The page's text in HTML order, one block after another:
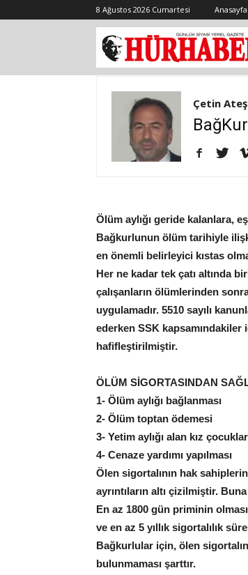
8 Ağustos 2026 Cumartesi Anasayfa
Çetin Ateş
Ölüm aylığı geride kalanlara,
Bağkurlunun ölüm tarihiyle
en önemli belirleyici kıstas
Her ne kadar tek çatı altında
çalışanların ölümlerinden
uygulamadır. 5510 sayılı
ederken SSK kapsamındakiler
hafifleştirilmiştir.
ÖLÜM SİGORTASINDAN
1- Ölüm aylığı bağlanması
2- Ölüm toptan ödemesi
3- Yetim aylığı alan kız
4- Cenaze yardımı yapılması
Ölen sigortalının hak
ayrıntıların altı çizilmiştir.
En az 1800 gün priminin
ve en az 5 yıllık sigortalılık
Bağkurlular için, ölen
bulunmaması şarttır.